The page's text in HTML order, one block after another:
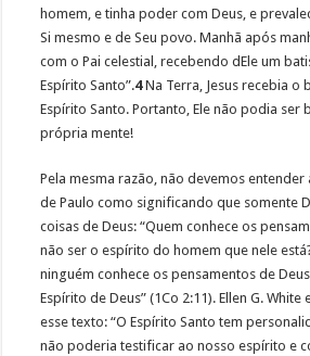
homem, e tinha poder com Deus, e
Si mesmo e de Seu povo. Manhã após
com o Pai celestial, recebendo dEle um
Espírito Santo”.4Na Terra, Jesus recebia o
Espírito Santo. Portanto, Ele não podia ser
própria mente!
Pela mesma razão, não devemos
de Paulo como significando que somente
coisas de Deus: “Quem conhece os
não ser o espírito do homem que nele
ninguém conhece os pensamentos de
Espírito de Deus” (1Co 2:11). Ellen G.
esse texto: “O Espírito Santo tem
não poderia testificar ao nosso espírito e